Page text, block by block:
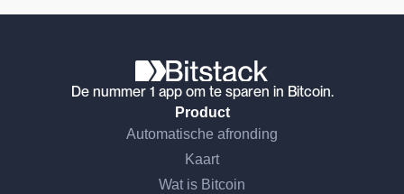
De nummer 1 app om te sparen in Bitcoin.
Product
Automatische afronding
Kaart
Wat is Bitcoin